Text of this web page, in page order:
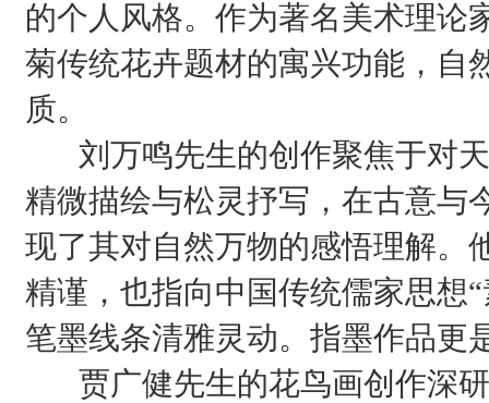
的个人风格。作为著名美术理论
菊传统花卉题材的寓兴功能，自
质。
刘万鸣先生的创作聚焦于对天
精微描绘与松灵抒写，在古意与
现了其对自然万物的感悟理解。
精谨，也指向中国传统儒家思想
笔墨线条清雅灵动。指墨作品更
贾广健先生的花鸟画创作深研